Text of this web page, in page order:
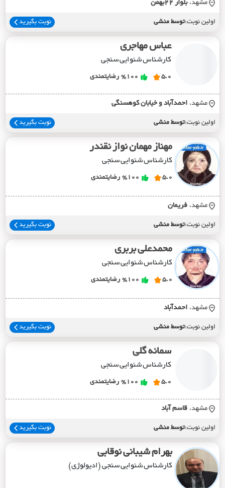
مشهد، بلوار 22بهمن
اولین نوبت:توسط منشی نوبت بگیرید
عباس مهاجری
کارشناس شنوایی سنجی
5.0
%100 رضایتمندی
مشهد، احمدآباد و خيابان کوهسنگي
اولین نوبت:توسط منشی نوبت بگیرید
مهناز مهمان نواز نقندر
کارشناس شنوایی سنجی
5.0
%100 رضایتمندی
مشهد، فريمان
اولین نوبت:توسط منشی نوبت بگیرید
محمدعلی بربری
کارشناس شنوایی سنجی
5.0
%100 رضایتمندی
مشهد، احمدآباد
اولین نوبت:توسط منشی نوبت بگیرید
سمانه گلی
کارشناس شنوایی سنجی
5.0
%100 رضایتمندی
مشهد، قاسم آباد
اولین نوبت:توسط منشی نوبت بگیرید
بهرام شیبانی نوقابی
کارشناس شنوایی سنجی (ادیولوژی)